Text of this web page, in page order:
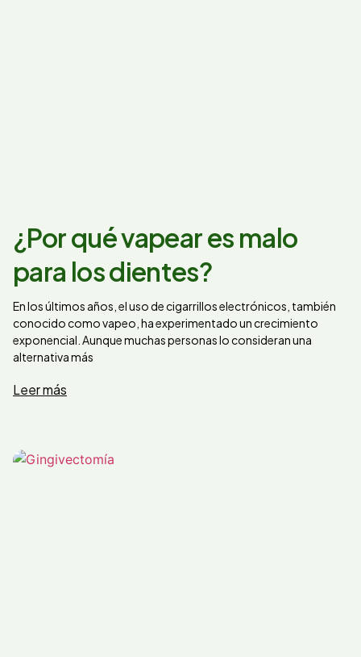
¿Por qué vapear es malo
para los dientes?
En los últimos años, el uso de cigarrillos electrónicos, también
conocido como vapeo, ha experimentado un crecimiento
exponencial. Aunque muchas personas lo consideran una
alternativa más
Leer más